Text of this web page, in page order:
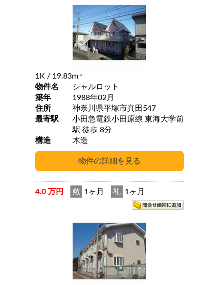
1K / 19.83m 2
物件名
シャルロット
築年
1988年02月
住所
神奈川県平塚市真田547
最寄駅
小田急電鉄小田原線 東海大学前
駅 徒歩 8分
構造
木造
4.0 万円 敷 1ヶ月 礼 1ヶ月